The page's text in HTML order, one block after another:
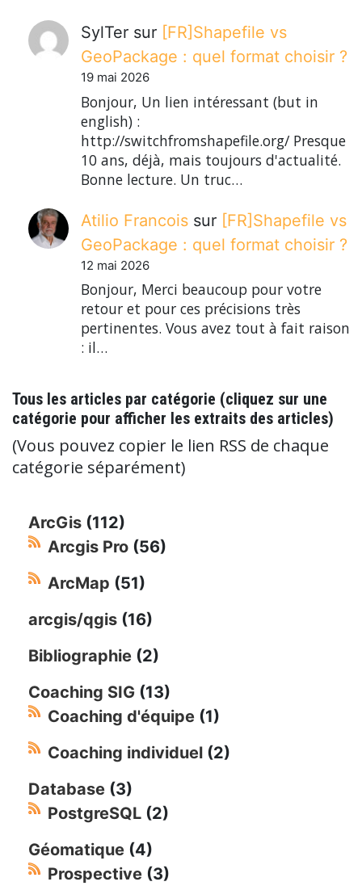
SylTer sur [FR]Shapefile vs
GeoPackage : quel format choisir ?
19 mai 2026
Bonjour, Un lien intéressant (but in
english) :
http://switchfromshapefile.org/ Presque
10 ans, déjà, mais toujours d'actualité.
Bonne lecture. Un truc…
Atilio Francois sur [FR]Shapefile vs
GeoPackage : quel format choisir ?
12 mai 2026
Bonjour, Merci beaucoup pour votre
retour et pour ces précisions très
pertinentes. Vous avez tout à fait raison
: il…
Tous les articles par catégorie (cliquez sur une
catégorie pour afficher les extraits des articles)
(Vous pouvez copier le lien RSS de chaque
catégorie séparément)
ArcGis (112)
Arcgis Pro (56)
ArcMap (51)
arcgis/qgis (16)
Bibliographie (2)
Coaching SIG (13)
Coaching d'équipe (1)
Coaching individuel (2)
Database (3)
PostgreSQL (2)
Géomatique (4)
Prospective (3)